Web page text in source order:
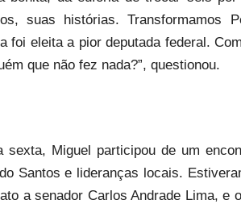
suas histórias. Transformamos
foi eleita a pior deputada federal.
que não fez nada?”, questionou.
sexta, Miguel participou de um
Santos e lideranças locais.
a senador Carlos Andrade Lima, e